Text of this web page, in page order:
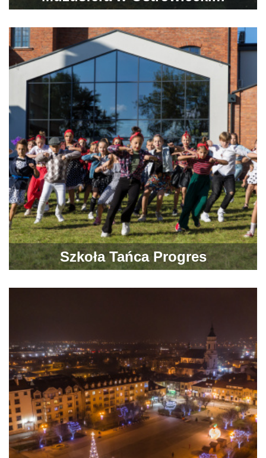
Browarze Kultury
Szkoła Tańca Progres